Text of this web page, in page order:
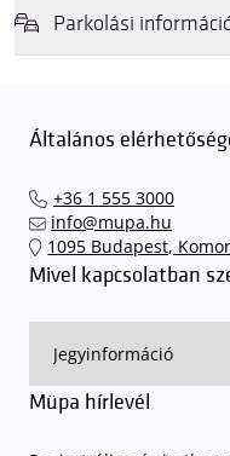
Parkolási
érkezéskor megnövekedett
azt
találhassák meg a
érkezhessenek meg
sorompókat
ingyenes azon
rendjének részletes leírása
Általános
+36 1 555 3000
info@mupa.hu
1095 Budapest,
Mivel kapcsolatban
Müpa hírlevél